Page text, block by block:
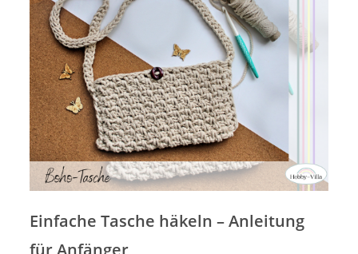
Einfache Tasche häkeln – Anleitung
für Anfänger